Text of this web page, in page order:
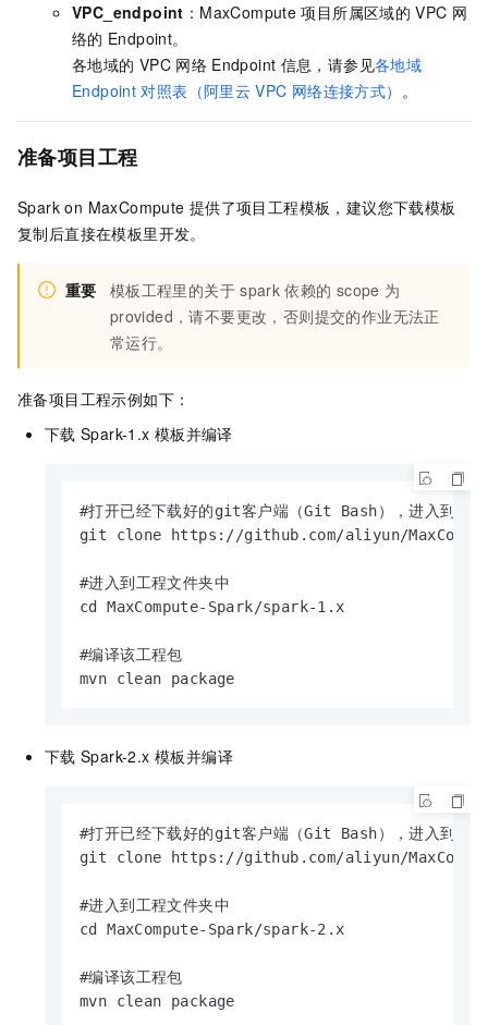
VPC_endpoint ：MaxCompute 项目所属区域的 VPC 网
络的 Endpoint。
各地域的 VPC 网络 Endpoint 信息，请参见各地域
Endpoint 对照表（阿里云 VPC 网络连接方式） 。
准备项目工程
Spark on MaxCompute 提供了项目工程模板，建议您下载模板
复制后直接在模板里开发。
重要 模板工程里的关于 spark 依赖的 scope 为
provided，请不要更改，否则提交的作业无法正
常运行。
准备项目工程示例如下：
下载 Spark-1.x 模板并编译
#打开已经下载好的git客户端（Git Bash），进入到需要
git clone https://github.com/aliyun/
#进入到工程文件夹中
cd MaxCompute-Spark/spark-1.x
#编译该工程包
mvn clean package
下载 Spark-2.x 模板并编译
#打开已经下载好的git客户端（Git Bash），进入到需要
git clone https://github.com/aliyun/
#进入到工程文件夹中
cd MaxCompute-Spark/spark-2.x
#编译该工程包
mvn clean package